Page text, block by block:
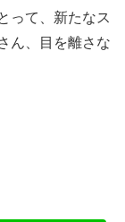
って、新たなス
ん、目を離さな